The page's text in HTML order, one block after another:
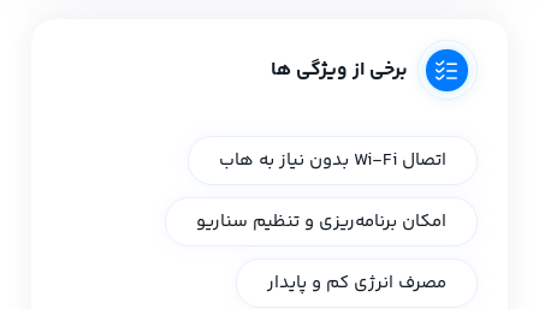
برخی از ویژگی ها
اتصال Wi-Fi بدون نیاز به هاب
امکان برنامه‌ریزی و تنظیم سناریو
مصرف انرژی کم و پایدار